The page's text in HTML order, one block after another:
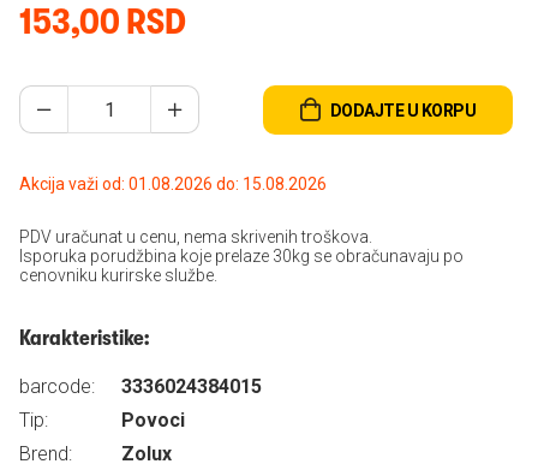
153,00 RSD
DODAJTE U KORPU
Akcija važi od: 01.08.2026 do: 15.08.2026
PDV uračunat u cenu, nema skrivenih troškova.
Isporuka porudžbina koje prelaze 30kg se obračunavaju po
cenovniku kurirske službe.
Karakteristike:
barcode:
3336024384015
Tip:
Povoci
Brend:
Zolux